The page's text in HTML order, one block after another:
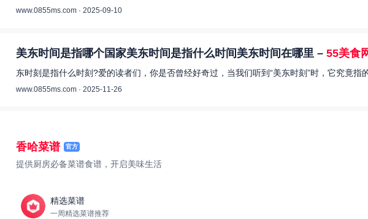
www.0855ms.com · 2025-09-10
美东时间是指哪个国家美东时间是指什么时间美东时间在哪里 – 55美食
东时刻是指什么时刻?爱的读者们，你是否曾经好奇过，当我们听到“美东时刻”时，它究竟
www.0855ms.com · 2025-11-26
香哈菜谱 官方
提供厨房必备菜谱食谱，开启美味生活
精选菜谱
一周精选菜谱推荐